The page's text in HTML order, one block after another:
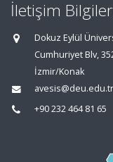
İletişim
Dokuz Eylül
Cumhuriyet Blv,
İzmir/Konak
avesis@deu.edu.tr
+90 232 464 81 65